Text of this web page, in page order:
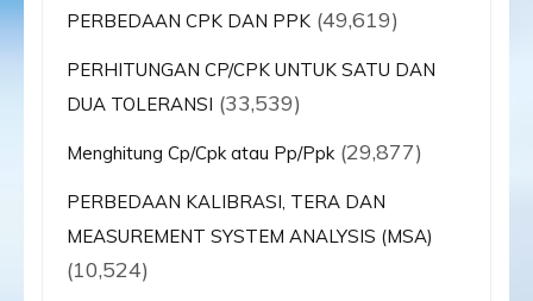
PERBEDAAN CPK DAN PPK (49,619)
PERHITUNGAN CP/CPK UNTUK SATU DAN
DUA TOLERANSI (33,539)
Menghitung Cp/Cpk atau Pp/Ppk (29,877)
PERBEDAAN KALIBRASI, TERA DAN
MEASUREMENT SYSTEM ANALYSIS (MSA)
(10,524)